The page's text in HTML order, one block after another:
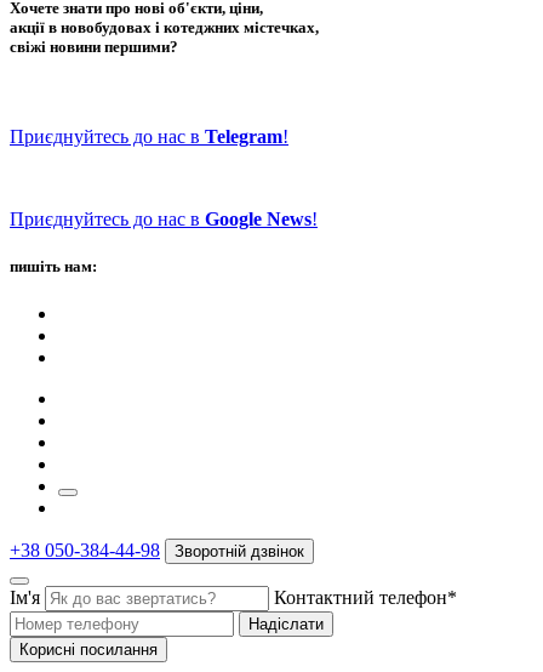
Хочете знати про нові об'єкти, ціни,
акції в новобудовах і котеджних містечках,
свіжі новини першими?
Приєднуйтесь до нас в Telegram!
Приєднуйтесь до нас в Google News!
пишіть нам:
+38 050-384-44-98 Зворотній дзвінок
Ім'я Контактний телефон*
Надіслати
Корисні посилання